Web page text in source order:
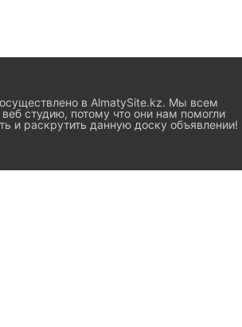
осуществлено в AlmatySite.kz. Мы всем
студию, потому что они нам помогли
и раскрутить данную доску объявлении!